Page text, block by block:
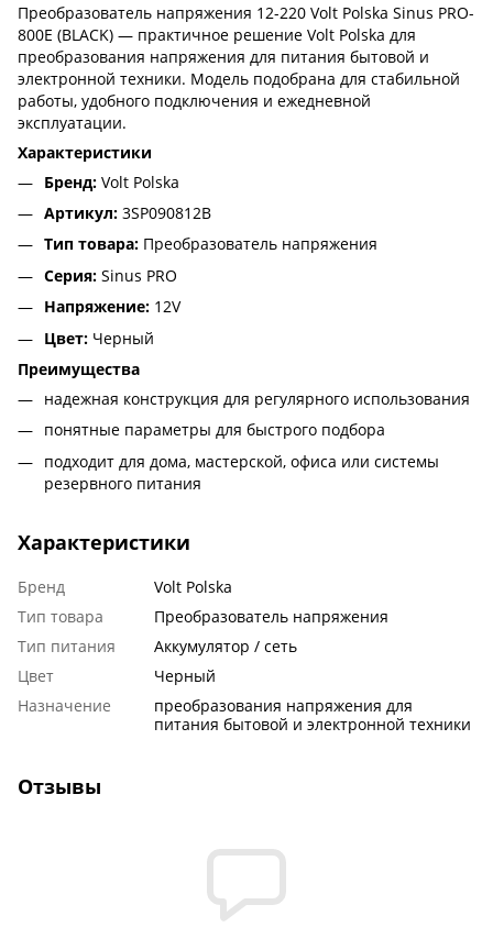
Преобразователь напряжения 12-220 Volt Polska Sinus PRO-
800E (BLACK) — практичное решение Volt Polska для
преобразования напряжения для питания бытовой и
электронной техники. Модель подобрана для стабильной
работы, удобного подключения и ежедневной
эксплуатации.
Характеристики
Бренд: Volt Polska
Артикул: 3SP090812B
Тип товара: Преобразователь напряжения
Серия: Sinus PRO
Напряжение: 12V
Цвет: Черный
Преимущества
надежная конструкция для регулярного использования
понятные параметры для быстрого подбора
подходит для дома, мастерской, офиса или системы
резервного питания
Характеристики
Бренд
Volt Polska
Тип товара
Преобразователь напряжения
Тип питания
Аккумулятор / сеть
Цвет
Черный
Назначение
преобразования напряжения для
питания бытовой и электронной техники
Отзывы